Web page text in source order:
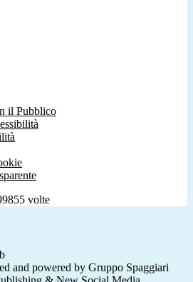
il Pubblico
volte
and powered by Gruppo Spaggiari